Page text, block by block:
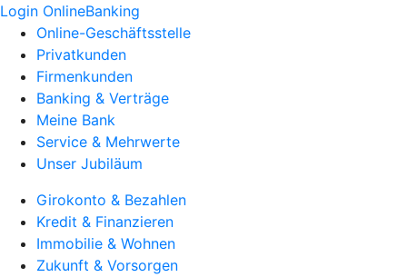
Login OnlineBanking
Online-Geschäftsstelle
Privatkunden
Firmenkunden
Banking & Verträge
Meine Bank
Service & Mehrwerte
Unser Jubiläum
Girokonto & Bezahlen
Kredit & Finanzieren
Immobilie & Wohnen
Zukunft & Vorsorgen